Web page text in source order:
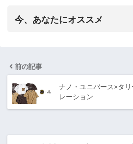
今、あなたにオススメ
前の記事
ナノ・ユニバース×タ
レーション